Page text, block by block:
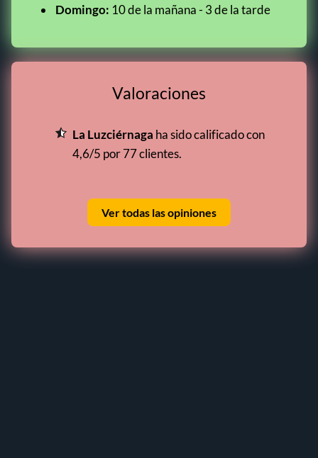
Domingo: 10 de la mañana - 3 de la tarde
Valoraciones
La Luzciérnaga ha sido calificado con
4,6/5 por 77 clientes.
Ver todas las opiniones